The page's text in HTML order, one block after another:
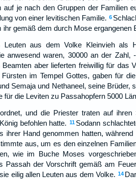
auf je nach den Gruppen der Familien
von einer levitischen Familie. 6
ihr gemäß dem durch Mose ergangenen
Leuten aus dem Volke Kleinvieh als
anwesend waren, 30000 an der
Beamten aber lieferten freiwillig für das
im Tempel Gottes, gaben für
Semaja und Nethaneel, seine
für die Leviten zu Passahopfern 5000
und die Priester traten auf
befohlen hatte. 11 Sodann
ihrer Hand genommen hatten,
aus, um es den einzelnen
wie im Buche Moses
Passah der Vorschrift gemäß am
eilig allen Leuten aus dem Volke. 14